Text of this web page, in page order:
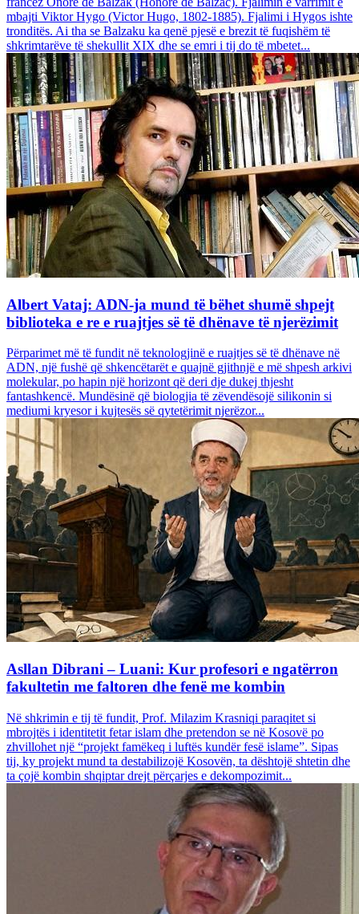
mbajti Viktor Hygo (Victor Hugo, 1802-1885). Fjalimi i Hygos ishte
tronditës. Ai tha se Balzaku ka qenë pjesë e brezit të fuqishëm të
shkrimtarëve të shekullit XIX dhe se emri i tij do të mbetet...
Albert Vataj: ADN-ja mund të bëhet shumë shpejt
biblioteka e re e ruajtjes së të dhënave të njerëzimit
Përparimet më të fundit në teknologjinë e ruajtjes së të dhënave në
ADN, një fushë që shkencëtarët e quajnë gjithnjë e më shpesh arkivi
molekular, po hapin një horizont që deri dje dukej thjesht
fantashkencë. Mundësinë që biologjia të zëvendësojë silikonin si
mediumi kryesor i kujtesës së qytetërimit njerëzor...
Asllan Dibrani – Luani: Kur profesori e ngatërron
fakultetin me faltoren dhe fenë me kombin
Në shkrimin e tij të fundit, Prof. Milazim Krasniqi paraqitet si
mbrojtës i identitetit fetar islam dhe pretendon se në Kosovë po
zhvillohet një “projekt famëkeq i luftës kundër fesë islame”. Sipas
tij, ky projekt mund ta destabilizojë Kosovën, ta dështojë shtetin dhe
ta çojë kombin shqiptar drejt përçarjes e dekompozimit...